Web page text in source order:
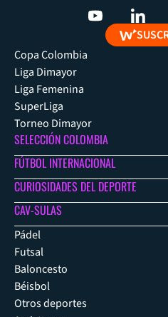
Copa Colombia
Liga Dimayor
Liga Femenina
SuperLiga
Torneo Dimayor
SELECCIÓN COLOMBIA
FÚTBOL INTERNACIONAL
CURIOSIDADES DEL DEPORTE
CAV-SULAS
Pádel
Futsal
Baloncesto
Béisbol
Otros deportes